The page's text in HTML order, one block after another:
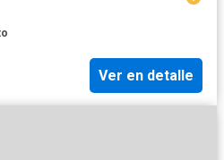
Ver en detalle